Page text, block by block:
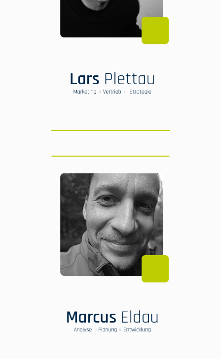
der Tausendsassa mit den
Vertrieblergenen
Marcus
Eldau
Planer, Analytiker,
Kampfkünstler!